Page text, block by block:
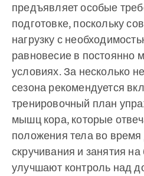
предъявляет особые
подготовке, поскольку
нагрузку с
равновесие в постоянно
условиях. За несколько
сезона рекомендуется
тренировочный план
мышц кора, которые
положения тела во
скручивания и занятия
улучшают контроль над